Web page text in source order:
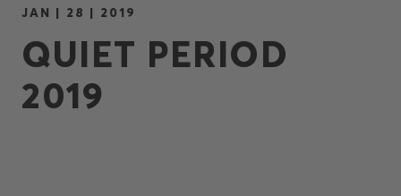
JAN | 28 | 2019
QUIET PERIOD
2019